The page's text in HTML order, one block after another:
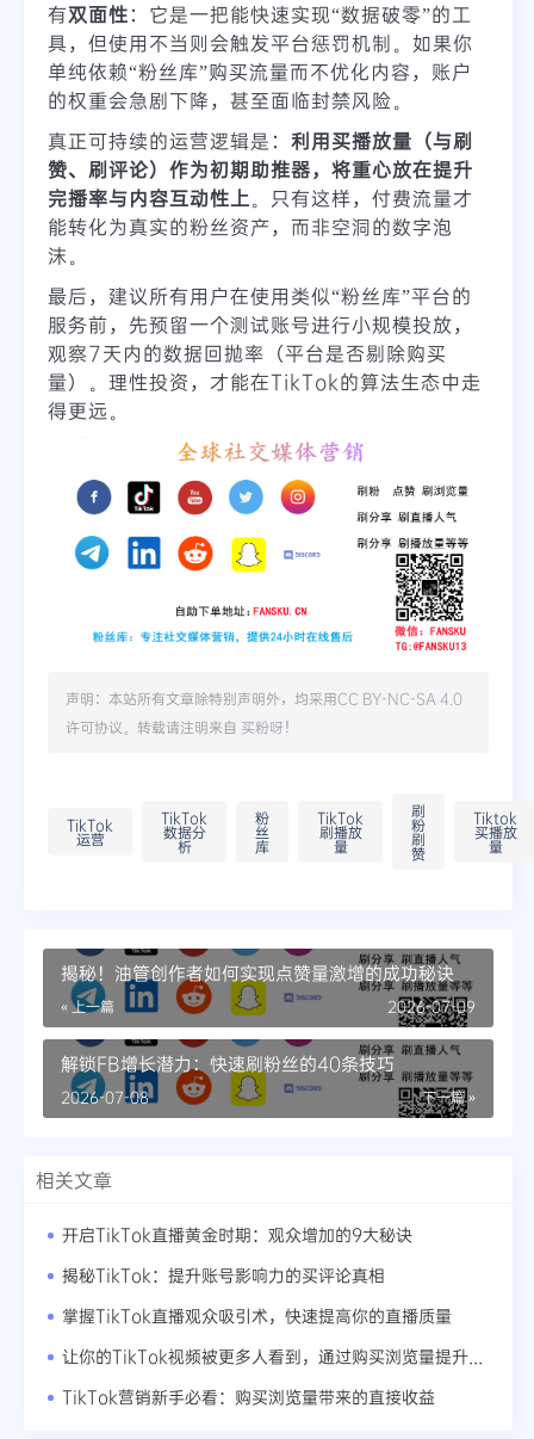
有双面性：它是一把能快速实现“数据破零”的工
具，但使用不当则会触发平台惩罚机制。如果你
单纯依赖“粉丝库”购买流量而不优化内容，账户
的权重会急剧下降，甚至面临封禁风险。
真正可持续的运营逻辑是： 利用买播放量（与刷
赞、刷评论）作为初期助推器，将重心放在提升
完播率与内容互动性上 。只有这样，付费流量才
能转化为真实的粉丝资产，而非空洞的数字泡
沫。
最后，建议所有用户在使用类似“粉丝库”平台的
服务前，先预留一个测试账号进行小规模投放，
观察7天内的数据回抛率（平台是否剔除购买
量）。理性投资，才能在TikTok的算法生态中走
得更远。
声明：本站所有文章除特别声明外，均采用CC BY-NC-SA 4.0
许可协议。转载请注明来自 买粉呀！
TikTok
运营
TikTok
数据分
析
粉
丝
库
TikTok
刷播放
量
刷
粉
刷
赞
Tiktok
买播放
量
揭秘！油管创作者如何实现点赞量激增的成功秘诀
« 上一篇 2026-07-09
解锁FB增长潜力：快速刷粉丝的40条技巧
下一篇 »
2026-07-08
相关文章
开启TikTok直播黄金时期：观众增加的9大秘诀
揭秘TikTok：提升账号影响力的买评论真相
掌握TikTok直播观众吸引术，快速提高你的直播质量
TikTok营销新手必看：购买浏览量带来的直接收益